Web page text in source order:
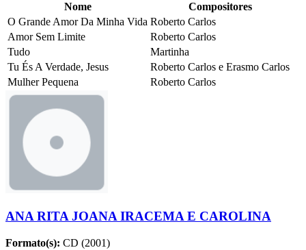
Nome
Compositores
O Grande Amor Da Minha Vida Roberto Carlos
Amor Sem Limite
Roberto Carlos
Tudo
Martinha
Tu És A Verdade, Jesus
Roberto Carlos e Erasmo Carlos
Mulher Pequena
Roberto Carlos
ANA RITA JOANA IRACEMA E CAROLINA
Formato(s): CD (2001)